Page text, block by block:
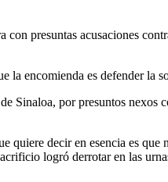
presuntas acusaciones
la encomienda es defender la
Sinaloa, por presuntos nexos
quiere decir en esencia es
logró derrotar en las